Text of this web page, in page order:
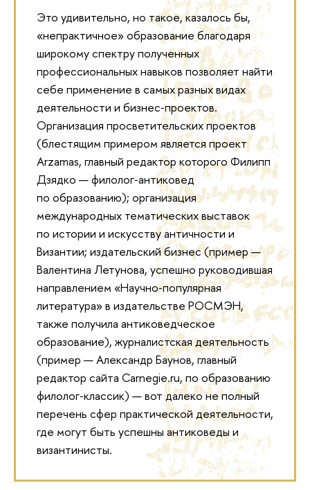
Это удивительно, но такое, казалось бы,
«непрактичное» образование благодаря
широкому спектру полученных
профессиональных навыков позволяет найти
себе применение в самых разных видах
деятельности и бизнес‑проектов.
Организация просветительских проектов
(блестящим примером является проект
Arzamas, главный редактор которого Филипп
Дзядко — филолог‑антиковед
по образованию); организация
международных тематических выставок
по истории и искусству античности и
Византии; издательский бизнес (пример —
Валентина Летунова, успешно руководившая
направлением «Научно‑популярная
литература» в издательстве РОСМЭН,
также получила антиковедческое
образование), журналистская деятельность
(пример — Александр Баунов, главный
редактор сайта Carnegie.ru, по образованию
филолог‑классик) — вот далеко не полный
перечень сфер практической деятельности,
где могут быть успешны антиковеды и
византинисты.